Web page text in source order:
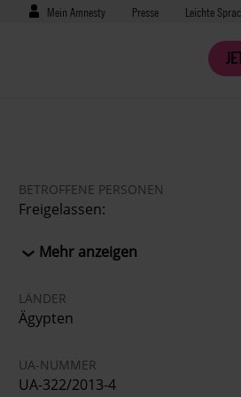
Benutzermenü
Mein Amnesty Presse
Presse Leichte
BETROFFENE PERSONEN
Freigelassen:
ALAA ABDEL FATTAH
AHMED HOSSAM EL DIN
ABDUL RAHMAN
YAHYA MAHMOUD ABDUL SHAFI
MDUG JAMAL AL-DIN HASSAN
Mehr anzeigen
LÄNDER
Ägypten
UA-NUMMER
UA-322/2013-4